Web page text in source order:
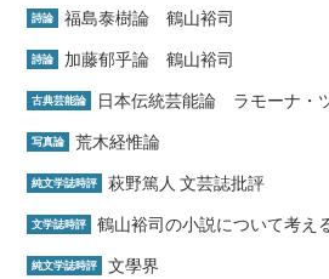
詩論 福島泰樹論 鶴山裕司
詩論 加藤郁乎論 鶴山裕司
古典芸能論 日本伝統芸能論 ラモーナ・
写真論 荒木経惟論
純文学誌時評 萩野篤人 文芸誌批評
文学誌時評 鶴山裕司の小説について考え
純文学誌時評 文學界